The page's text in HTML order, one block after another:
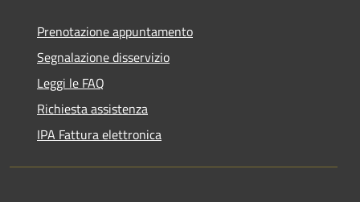
Prenotazione appuntamento
Segnalazione disservizio
Leggi le FAQ
Richiesta assistenza
IPA Fattura elettronica